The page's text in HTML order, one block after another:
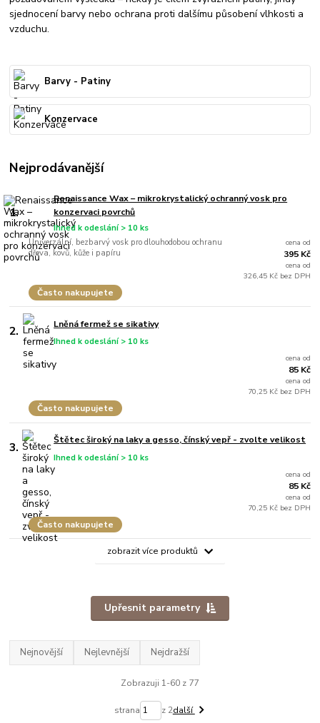
sjednocení barvy nebo ochrana proti dalšímu působení vlhkosti a
vzduchu.
Barvy - Patiny
Konzervace
Nejprodávanější
1.
Renaissance Wax – mikrokrystalický ochranný vosk pro
konzervaci povrchů
Univerzální, bezbarvý vosk pro dlouhodobou ochranu
dřeva, kovů, kůže i papíru
Ihned k odeslání > 10 ks
Často nakupujete
cena od
395 Kč
cena od
326,45 Kč bez DPH
2. Lněná fermež se sikativy
Ihned k odeslání > 10 ks
Často nakupujete
cena od
85 Kč
cena od
70,25 Kč bez DPH
3. Štětec široký na laky a gesso, čínský vepř - zvolte velikost
Ihned k odeslání > 10 ks
Často nakupujete
cena od
85 Kč
cena od
70,25 Kč bez DPH
zobrazit více produktů
Upřesnit parametry
Nejnovější Nejlevnější Nejdražší
Zobrazuji 1-60 z 77
strana z 2další